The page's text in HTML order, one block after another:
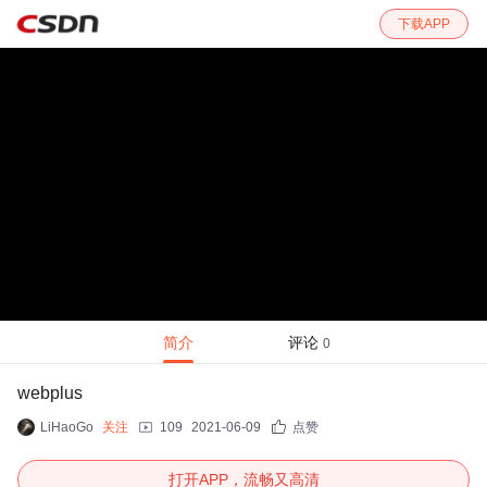
下载APP
简介 评论 0
webplus
LiHaoGo 关注 109 2021-06-09 点赞
打开APP，流畅又高清